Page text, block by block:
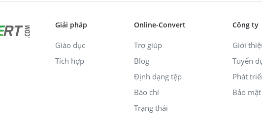
Giải pháp
Giáo dục
Tích hợp
Online-Convert
Trợ giúp
Blog
Định dạng tệp
Báo chí
Trạng thái
Công ty
Giới
Tuyển
Phát
Bảo mật